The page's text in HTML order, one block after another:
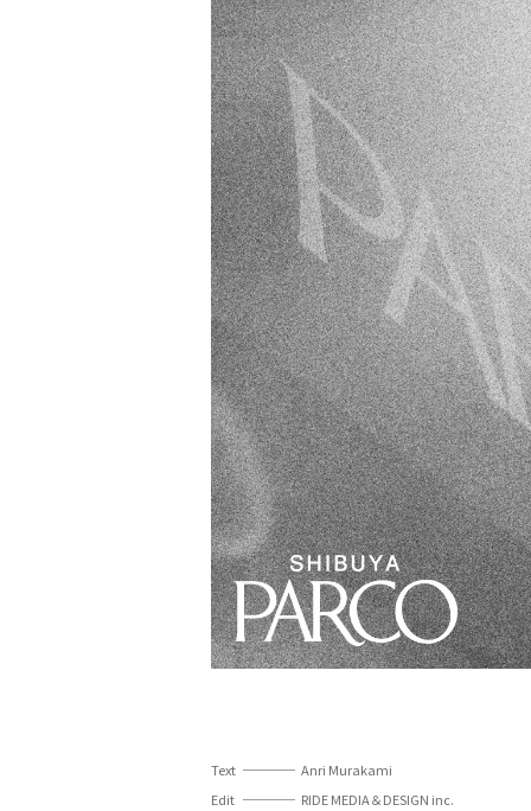
Text
Anri Murakami
Edit
RIDE MEDIA＆DESIGN inc.